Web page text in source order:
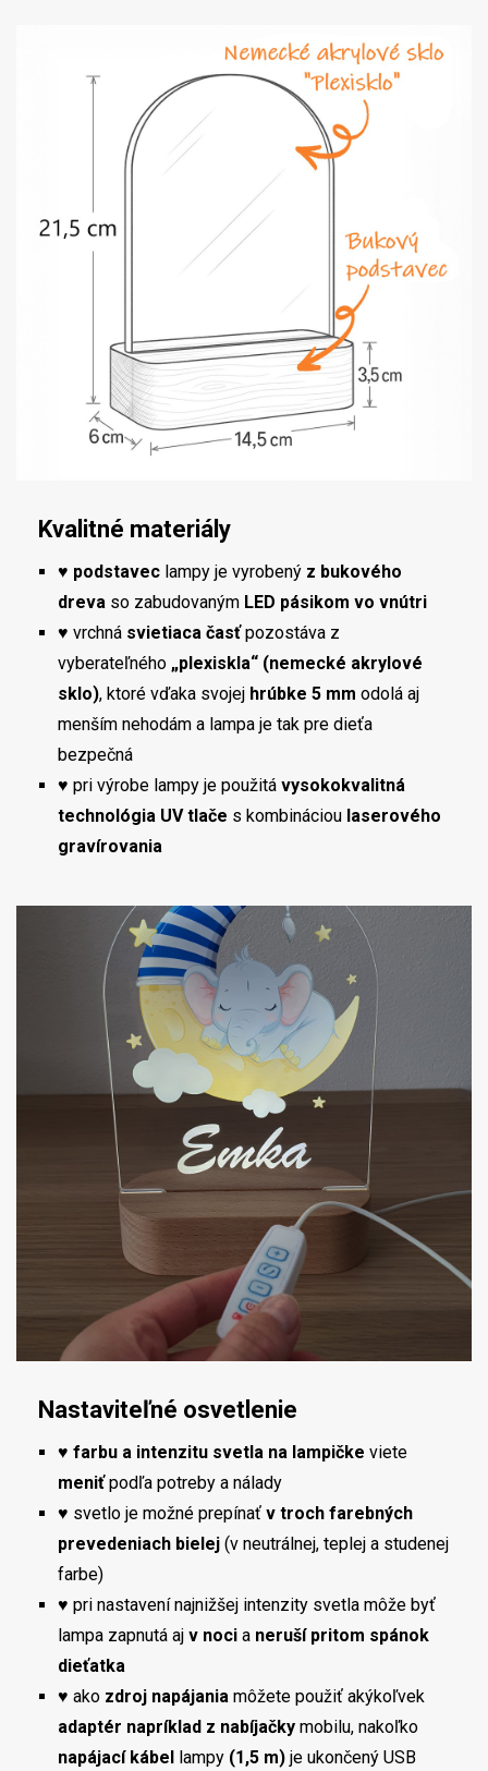
Kvalitné materiály
♥ podstavec lampy je vyrobený z bukového
dreva so zabudovaným LED pásikom vo vnútri
♥ vrchná svietiaca časťpozostáva z
vyberateľného „plexiskla“ (nemecké akrylové
sklo), ktoré vďaka svojej hrúbke 5 mm odolá aj
menším nehodám a lampa je tak pre dieťa
bezpečná
♥ pri výrobe lampy je použitá vysokokvalitná
technológia UV tlače s kombináciou laserového
gravírovania
Nastaviteľné osvetlenie
♥ farbu a intenzitu svetla na lampičke viete
meniťpodľa potreby a nálady
♥ svetlo je možné prepínať v troch farebných
prevedeniach bielej (v neutrálnej, teplej a studenej
farbe)
♥ pri nastavení najnižšej intenzity svetla môže byť
lampa zapnutá aj v noci a neruší pritom spánok
dieťatka
♥ ako zdroj napájania môžete použiť akýkoľvek
adaptér napríklad z nabíjačky mobilu, nakoľko
napájací kábel
lampy (1,5 m) je ukončený USB